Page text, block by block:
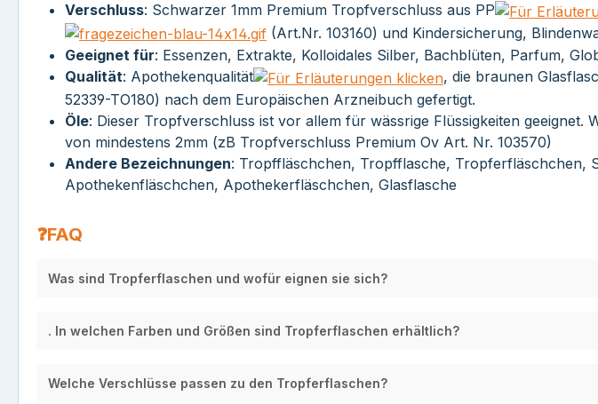
Verschluss: Schwarzer 1mm Premium Tropfverschluss aus PP
(Art.Nr. 103160) und Kindersicherung,
Geeignet für: Essenzen, Extrakte, Kolloidales Silber, Bachblüten, Parfum,
Qualität: Apothekenqualität
, die braunen
52339-TO180) nach dem Europäischen Arzneibuch gefertigt.
Öle: Dieser Tropfverschluss ist vor allem für wässrige Flüssigkeiten
von mindestens 2mm (zB Tropfverschluss Premium Ov Art. Nr. 103570)
Andere Bezeichnungen: Tropffläschchen, Tropfflasche, Tropferfläschchen,
Apothekenfläschchen, Apothekerfläschchen, Glasflasche
❓FAQ
Was sind Tropferflaschen und wofür eignen sie sich?
. In welchen Farben und Größen sind Tropferflaschen erhältlich?
Welche Verschlüsse passen zu den Tropferflaschen?